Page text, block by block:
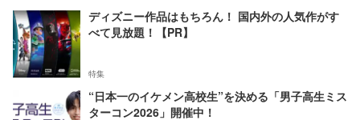
ディズニー作品はもちろん！ 国内外の人気作がす
べて見放題！【PR】
特集
“日本一のイケメン高校生”を決める「男子高生ミス
ターコン2026」開催中！